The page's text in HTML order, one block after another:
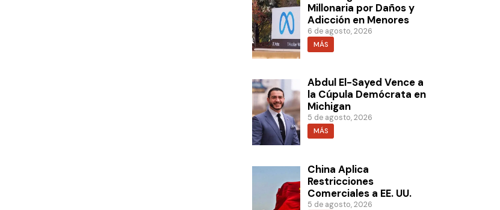
Millonaria por Daños y
Adicción en Menores
6 de agosto, 2026
MÁS
Abdul El-Sayed Vence a
la Cúpula Demócrata en
Michigan
5 de agosto, 2026
MÁS
China Aplica
Restricciones
Comerciales a EE. UU.
5 de agosto, 2026